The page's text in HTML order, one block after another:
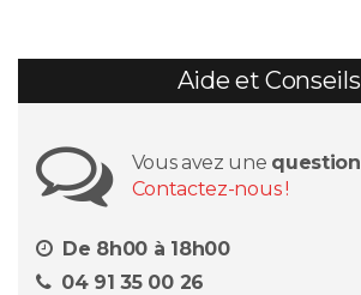
Aide et Conseils
Vous avez une question
Contactez-nous !
De 8h00 à 18h00
04 91 35 00 26